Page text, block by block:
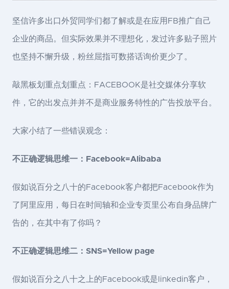
坚信许多出口外贸同学们都了解或是在应用FB推广自己
企业的商品。但实际效果并不理想化，发过许多贴子照片
也坚持不懈升级，粉丝屈指可数搭话询价更少了。
敲黑板划重点划重点：FACEBOOK是社交媒体分享软
件，它的出发点并并不是商业服务特性的广告投放平台。
大家小结了一些错误观念：
不正确逻辑思维一：Facebook=Alibaba
假如说百分之八十的Facebook客户都把Facebook作为
了阿里应用，每日在时间轴和企业专页里公布自身品牌广
告的，在其中有了你吗？
不正确逻辑思维二：SNS=Yellow page
假如说百分之八十之上的Facebook或是linkedin客户，